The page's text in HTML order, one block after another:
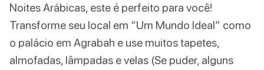
Noites Arábicas, este é perfeito para você!
Transforme seu local em “Um Mundo Ideal” como
o palácio em Agrabah e use muitos tapetes,
almofadas, lâmpadas e velas (Se puder, alguns